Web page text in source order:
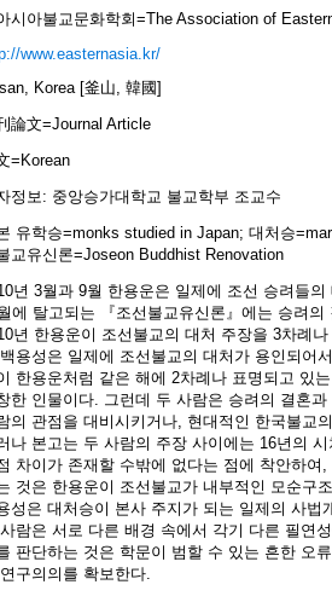
시아불교문화학회=The Association of
www.easternasia.kr/
Korea [釜山, 韓國]
論文=Journal Article
=Korean
정보: 중앙승가대학교 불교학부 조교수
유학승=monks studied in Japan; 대처승
교유신론=Joseon Buddhist Renovation
년 3월과 9월 한용운은 일제에 조선 승려들
에 탈고되는 『조선불교유신론』에는 승려
년 한용운이 조선불교의 대처 주장을 3차례
용성은 일제에 조선불교의 대처가 용인되어
한용운처럼 같은 해에 2차례나 표명되고 있
한 인물이다. 그런데 두 사람은 승려의 결혼
의 관점을 대비시키거나, 현대적인 한국불교
나 본고는 두 사람의 주장 사이에는 16년의
차이가 존재할 수밖에 없다는 점에 착안하
것은 한용운이 조선불교가 내부적인 모순구
성은 대처승이 본사 주지가 되는 일제의 사
람은 서로 다른 배경 속에서 각기 다른 필연
판단하는 것은 학문이 범할 수 있는 흔한 오
구의의를 확보한다.